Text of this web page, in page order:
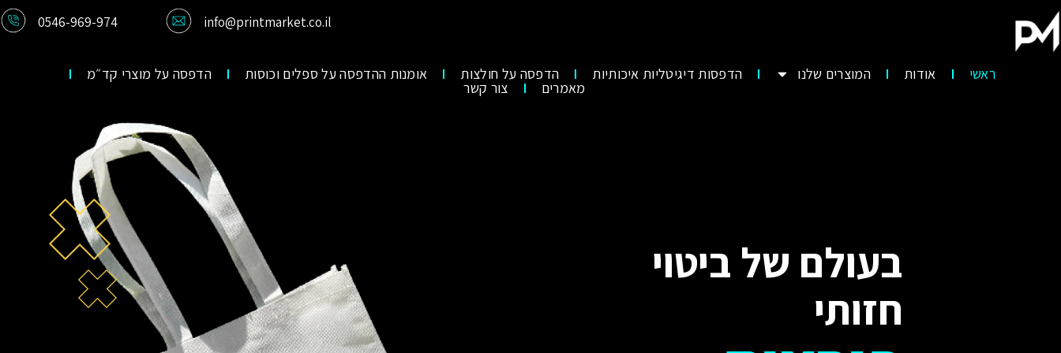
info@printmarket.co.il
0546-969-974
ראשי אודות המוצרים שלנו הדפסות דיגיטליות איכותיות הדפסה על חולצות אומנות ההדפסה על ספלים וכוסות הדפסה על מוצרי קד״מ
מאמרים צור קשר
בעולם של ביטוי
חזותי